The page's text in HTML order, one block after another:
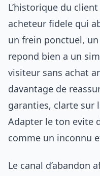
L’historique du
acheteur fidele qui
un frein ponctuel,
repond bien a un
visiteur sans achat
davantage de
garanties, clarte sur
Adapter le ton evite
comme un inconnu
Le canal d’abandon